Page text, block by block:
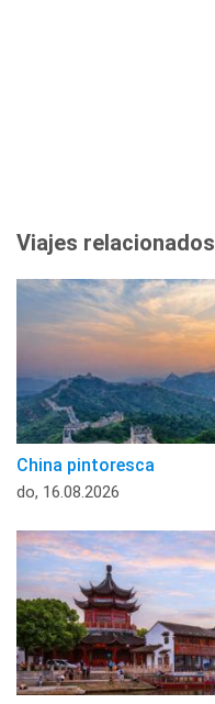
Viajes relacionados
China pintoresca
do, 16.08.2026